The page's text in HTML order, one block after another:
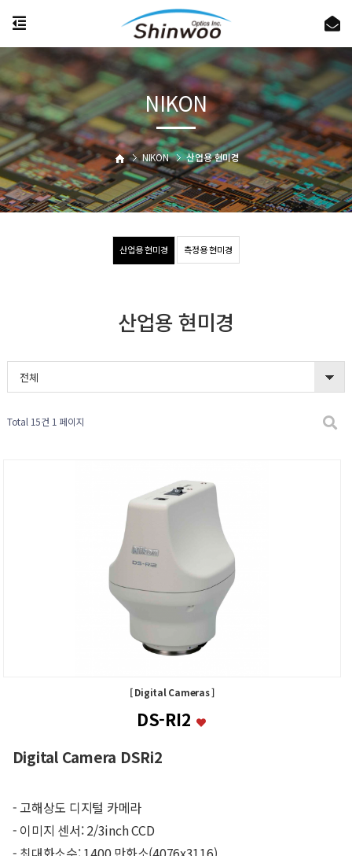
산업용 현미경 측정용 현미경
NIKON 산업용 현미경
NIKON
산업용 현미경
전체
Total 15건 1 페이지
[ Digital Cameras ]
DS-RI2
Digital Camera DSRi2
- 고해상도 디지털 카메라
- 이미지 센서: 2/3inch CCD